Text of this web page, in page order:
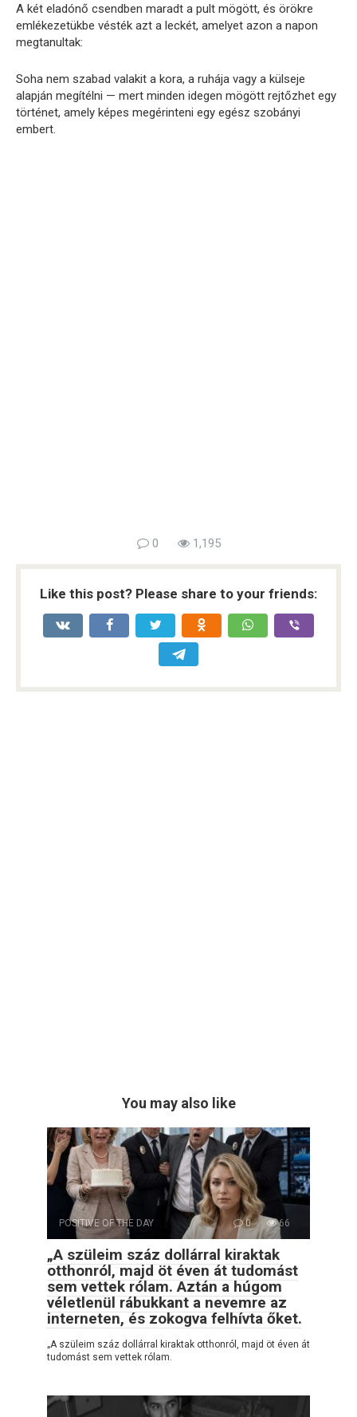
A két eladónő csendben maradt a pult mögött, és örökre
emlékezetükbe vésték azt a leckét, amelyet azon a napon
megtanultak:
Soha nem szabad valakit a kora, a ruhája vagy a külseje
alapján megítélni — mert minden idegen mögött rejtőzhet egy
történet, amely képes megérinteni egy egész szobányi
embert.
0 1,195
Like this post? Please share to your friends:
You may also like
POSITIVE OF THE DAY 0 66
„A szüleim száz dollárral kiraktak
otthonról, majd öt éven át tudomást
sem vettek rólam. Aztán a húgom
véletlenül rábukkant a nevemre az
interneten, és zokogva felhívta őket.
„A szüleim száz dollárral kiraktak otthonról, majd öt éven át
tudomást sem vettek rólam.